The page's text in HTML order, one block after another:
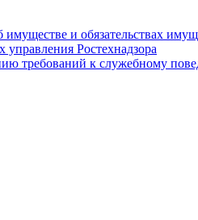
и обязательствах
Ростехнадзора
требований к служебному